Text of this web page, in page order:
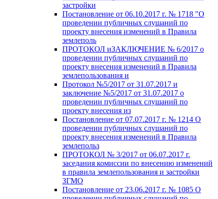
застройки
Постановление от 06.10.2017 г. № 1718 "О
проведении публичных слушаний по
проекту внесения изменений в Правила
землеполь
ПРОТОКОЛ иЗАКЛЮЧЕНИЕ № 6/2017 о
проведении публичных слушаний по
проекту внесения изменений в Правила
землепользования и
Протокол №5/2017 от 31.07.2017 и
заключение №5/2017 от 31.07.2017 о
проведении публичных слушаний по
проекту внесения из
Постановление от 07.07.2017 г. № 1214 О
проведении публичных слушаний по
проекту внесения изменений в Правила
землепольз
ПРОТОКОЛ № 3/2017 от 06.07.2017 г.
заседания комиссии по внесению изменений
в правила землепользования и застройки
ЗГМО
Постановление от 23.06.2017 г. № 1085 О